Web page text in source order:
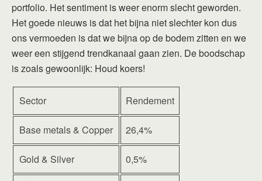
portfolio. Het sentiment is weer enorm slecht geworden.
Het goede nieuws is dat het bijna niet slechter kon dus
ons vermoeden is dat we bijna op de bodem zitten en we
weer een stijgend trendkanaal gaan zien. De boodschap
is zoals gewoonlijk: Houd koers!
Sector Rendement
Base metals & Copper 26,4%
Gold & Silver 0,5%